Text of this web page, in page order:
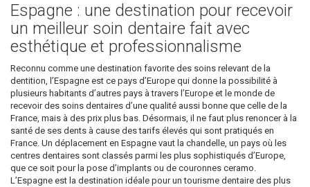
Espagne : une destination pour recevoir
un meilleur soin dentaire fait avec
esthétique et professionnalisme
Reconnu comme une destination favorite des soins relevant de la
dentition, l’Espagne est ce pays d’Europe qui donne la possibilité à
plusieurs habitants d’autres pays à travers l’Europe et le monde de
recevoir des soins dentaires d’une qualité aussi bonne que celle de la
France, mais à des prix plus bas. Désormais, il ne faut plus renoncer à la
santé de ses dents à cause des tarifs élevés qui sont pratiqués en
France. Un déplacement en Espagne vaut la chandelle, un pays où les
centres dentaires sont classés parmi les plus sophistiqués d’Europe,
que ce soit pour la pose d’implants ou de couronnes ceramo.
L’Espagne est la destination idéale pour un tourisme dentaire des plus